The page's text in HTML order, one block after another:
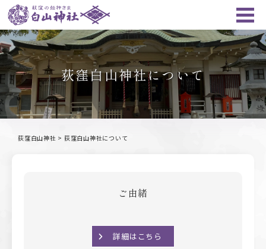
荻窪白山神社について
荻窪白山神社 > 荻窪白山神社について
ご由緒
詳細はこちら